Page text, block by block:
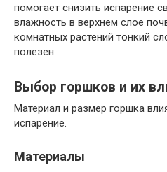
помогает снизить испарение
влажность в верхнем слое
комнатных растений тонкий
полезен.
Выбор горшков и их
Материал и размер горшка
испарение.
Материалы